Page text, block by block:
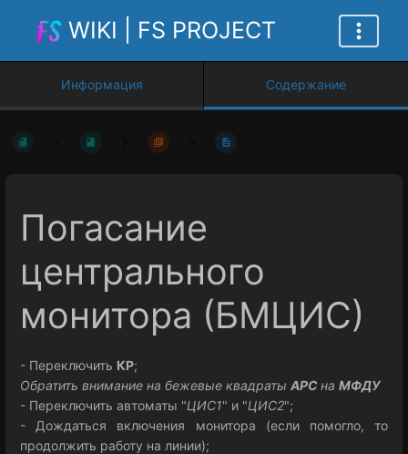
WIKI | FS PROJECT
Информация Содержание
Погасание
центрального
монитора (БМЦИС)
- Переключить КР;
Обратить внимание на бежевые квадраты АРСна МФДУ
- Переключить автоматы "ЦИС1" и "ЦИС2";
- Дождаться включения монитора (если помогло, то
продолжить работу на линии);